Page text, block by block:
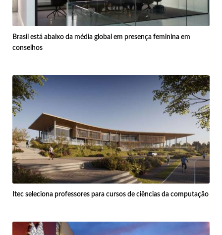
Brasil está abaixo da média global em presença feminina em
conselhos
Itec seleciona professores para cursos de ciências da computação